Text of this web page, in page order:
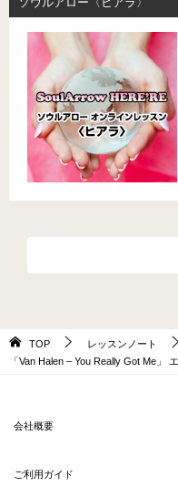
TOP レッスンノート
「Van Halen – You Really Got Me
会社概要
ご利用ガイド